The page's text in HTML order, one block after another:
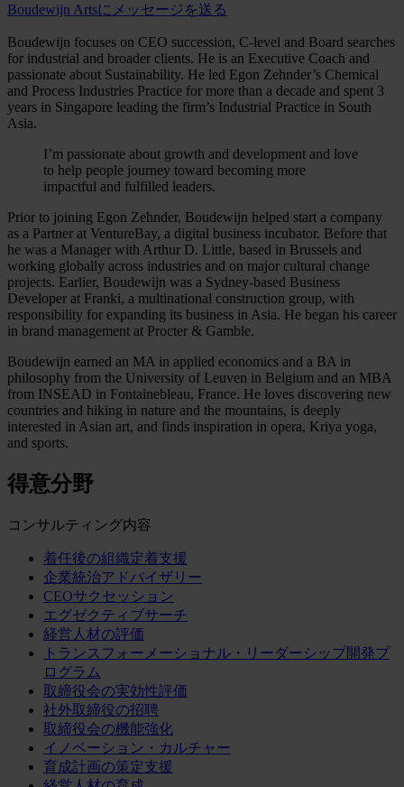
Boudewijn Artsにメッセージを送る
Boudewijn focuses on CEO succession, C-level and Board searches
for industrial and broader clients. He is an Executive Coach and
passionate about Sustainability. He led Egon Zehnder’s Chemical
and Process Industries Practice for more than a decade and spent 3
years in Singapore leading the firm’s Industrial Practice in South
Asia.
I’m passionate about growth and development and love
to help people journey toward becoming more
impactful and fulfilled leaders.
Prior to joining Egon Zehnder, Boudewijn helped start a company
as a Partner at VentureBay, a digital business incubator. Before that
he was a Manager with Arthur D. Little, based in Brussels and
working globally across industries and on major cultural change
projects. Earlier, Boudewijn was a Sydney-based Business
Developer at Franki, a multinational construction group, with
responsibility for expanding its business in Asia. He began his career
in brand management at Procter & Gamble.
Boudewijn earned an MA in applied economics and a BA in
philosophy from the University of Leuven in Belgium and an MBA
from INSEAD in Fontainebleau, France. He loves discovering new
countries and hiking in nature and the mountains, is deeply
interested in Asian art, and finds inspiration in opera, Kriya yoga,
and sports.
得意分野
コンサルティング内容
着任後の組織定着支援
企業統治アドバイザリー
CEOサクセッション
エグゼクティブサーチ
経営人材の評価
トランスフォーメーショナル・リーダーシップ開発プ
ログラム
取締役会の実効性評価
社外取締役の招聘
取締役会の機能強化
イノベーション・カルチャー
育成計画の策定支援